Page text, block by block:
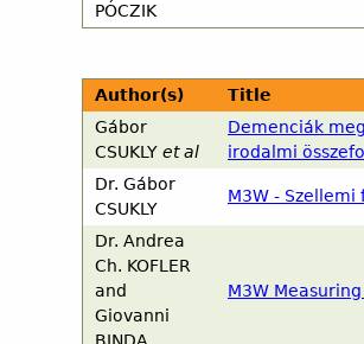
PÓCZIK
Author(s)
Title
Gábor
CSUKLY et al
Demenciák
irodalmi
Dr. Gábor
CSUKLY
M3W - Szellemi
Dr. Andrea
Ch. KOFLER
and
Giovanni
M3W